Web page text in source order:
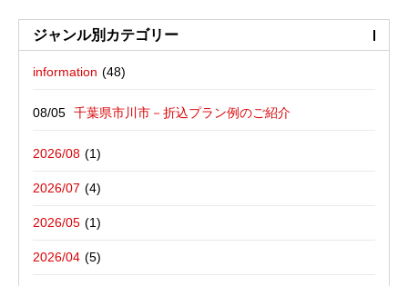
ジャンル別カテゴリー
information
折込広告配布プラン
最近の投稿
千葉県市川市－折込プラン例のご紹介
千葉県松戸市－折込プラン例のご紹介
愛媛県松山市－折込プラン例のご紹介
栃木県宇都宮市－折込プラン例のご紹介
東京都八王子市－折込プラン例のご紹介
バックナンバー
2026/08
2026/07
2026/05
2026/04
デザイン・チラシ・印刷・折込配布を
一括でお受けする折込チラシ屋さんブ